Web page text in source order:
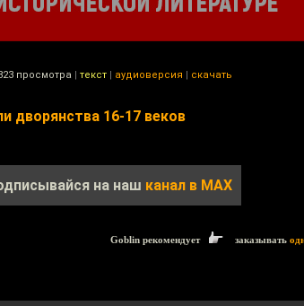
просмотра | текст | аудиоверсия | скачать
дворянства 16-17 веков
на наш канал в MAX
Goblin рекомендует заказывать